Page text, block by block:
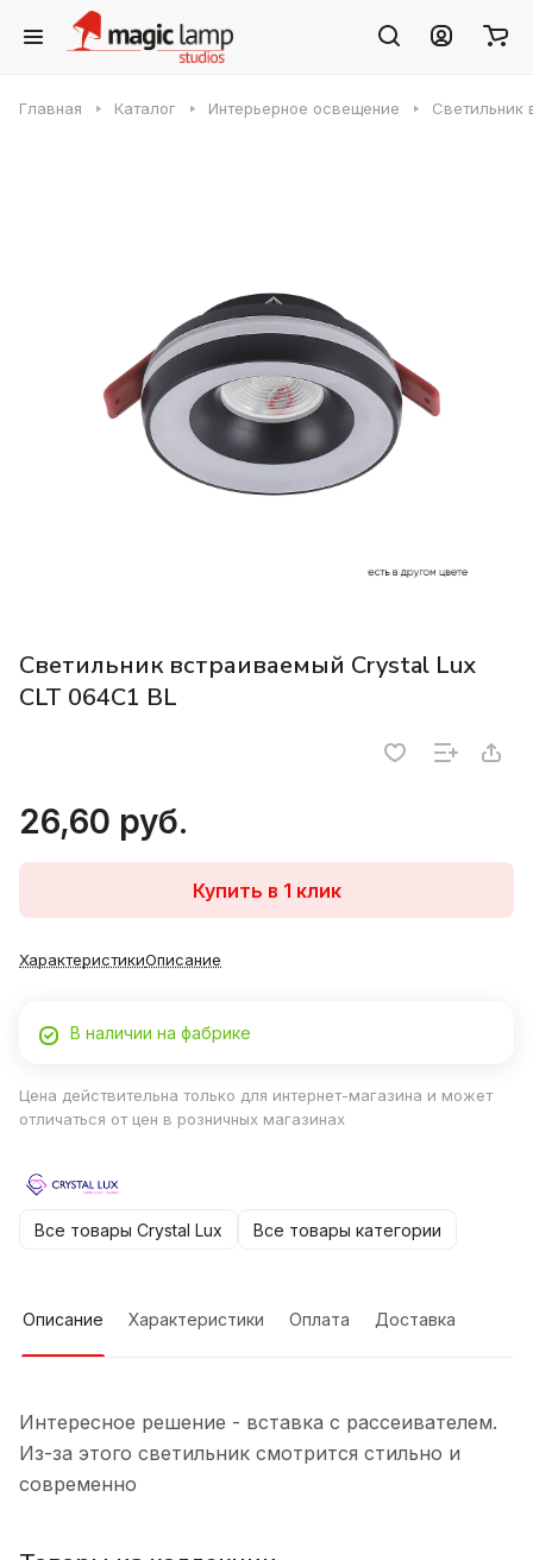
Главная Каталог Интерьерное освещение Светильник
Светильник встраиваемый Crystal Lux
CLT 064C1 BL
26,60 руб.
Купить в 1 клик
ХарактеристикиОписание
В наличии на фабрике
Цена действительна только для интернет-магазина и может
отличаться от цен в розничных магазинах
Все товары Crystal Lux Все товары категории
Описание Характеристики Оплата Доставка
Интересное решение - вставка с рассеивателем.
Из-за этого светильник смотрится стильно и
современно